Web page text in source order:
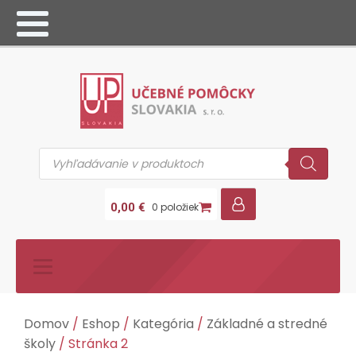
Products
search
0,00 € 0 položiek
Domov / Eshop / Kategória / Základné a stredné
školy / Stránka 2